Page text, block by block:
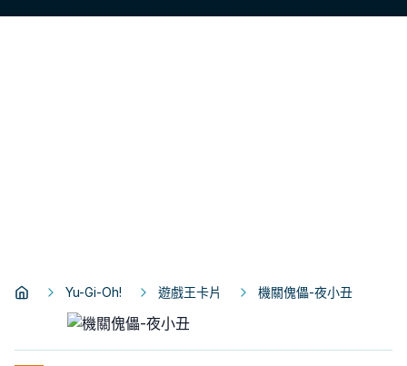
Yu-Gi-Oh! 遊戲王卡片 機關傀儡-夜小丑